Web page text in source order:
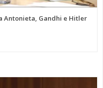
Antonieta, Gandhi e Hitler